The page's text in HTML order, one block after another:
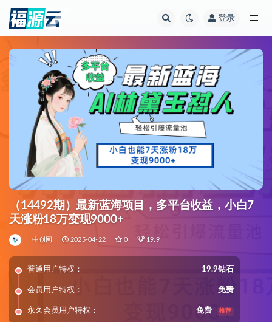
登录
（14492期）最新蓝海项目，多平台收益，小白7
天涨粉18万变现9000+
中创网 2025-04-22 0 19.9
普通用户特权： 19.9钻石
会员用户特权： 免费
永久会员用户特权： 免费 推荐